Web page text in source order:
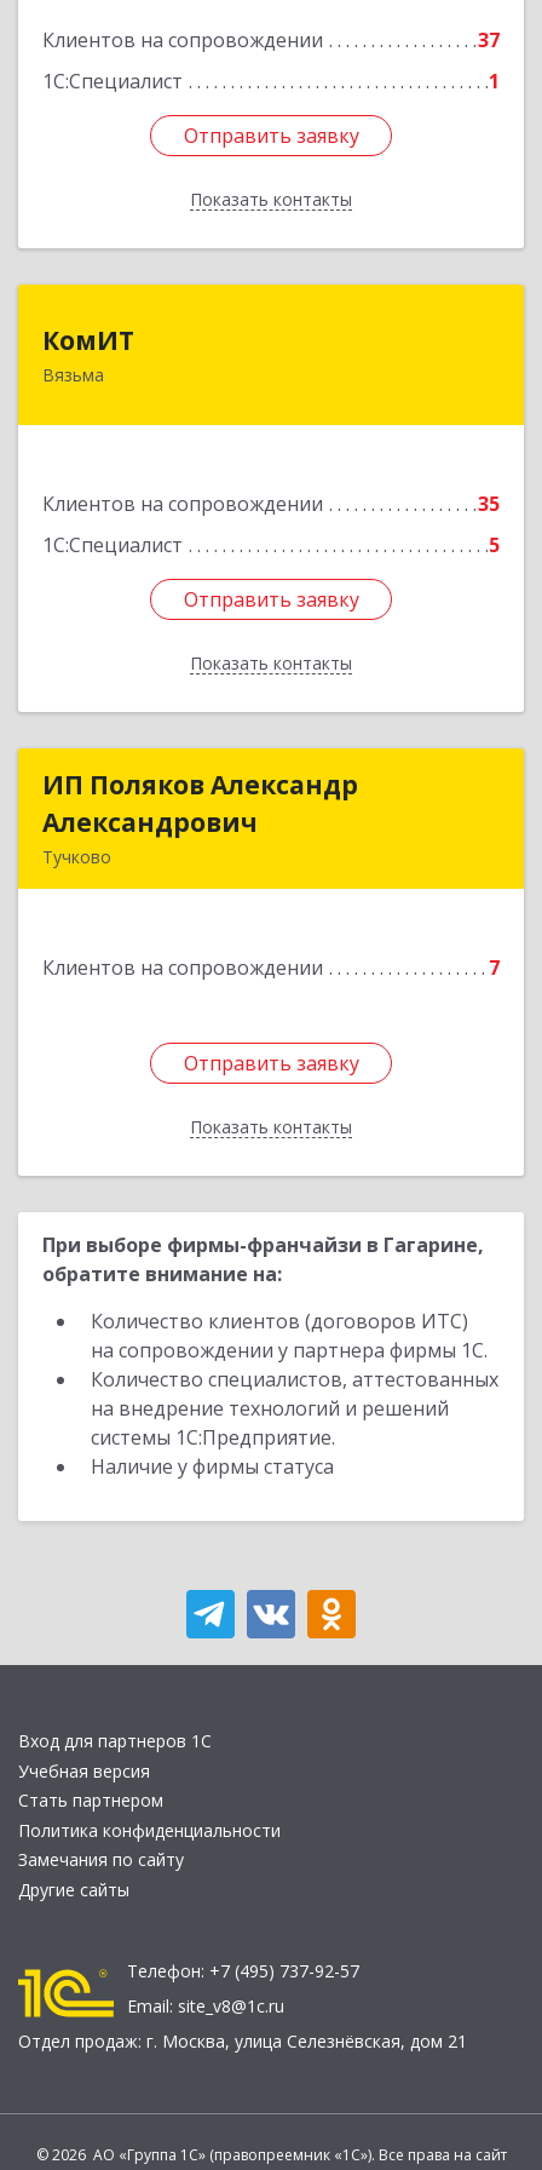
Клиентов на сопровождении
37
1С:Специалист
1
Отправить заявку
Показать контакты
Подробнее
Отправить заявку
Назад
КомИТ
Вязьма
Клиентов на сопровождении
35
1С:Специалист
5
Отправить заявку
Показать контакты
215110, Смоленская обл, Вяземский м. р-н,
Подробнее
Отправить заявку
Назад
ИП Поляков Александр
Александрович
Тучково
Клиентов на сопровождении 7
Отправить заявку
Показать контакты
ИП Поляков Александр
Подробнее
Отправить заявку
Назад
При выборе фирмы-франчайзи в Гагарине,
обратите внимание на:
Количество клиентов (договоров ИТС)
на сопровождении у партнера фирмы 1С.
Количество специалистов, аттестованных
на внедрение технологий и решений
системы 1С:Предприятие.
Наличие у фирмы статуса
Вход для партнеров 1С
Учебная версия
Стать партнером
Политика конфиденциальности
Замечания по сайту
Другие сайты
Телефон: +7 (495) 737-92-57
Email: site_v8@1c.ru
Отдел продаж: г. Москва, улица Селезнёвская, дом 21
© 2026 АО «Группа 1С» (правопреемник «1С»). Все права на сайт